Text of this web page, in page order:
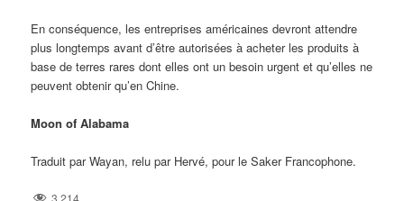
En conséquence, les entreprises américaines devront attendre
plus longtemps avant d’être autorisées à acheter les produits à
base de terres rares dont elles ont un besoin urgent et qu’elles ne
peuvent obtenir qu’en Chine.
Moon of Alabama
Traduit par Wayan, relu par Hervé, pour le Saker Francophone.
3 214